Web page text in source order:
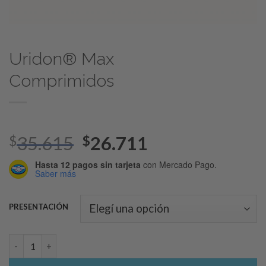
Uridon® Max
Comprimidos
$35.615 $26.711
Hasta 12 pagos sin tarjeta con Mercado Pago.
Saber más
PRESENTACIÓN